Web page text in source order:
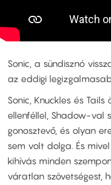
Sonic, a sündisznó
az eddigi
Sonic, Knuckles és
ellenféllel, Shadow-val
gonosztevő, és olyan
sem volt dolga. És
kihívás minden
váratlan szövetségest,